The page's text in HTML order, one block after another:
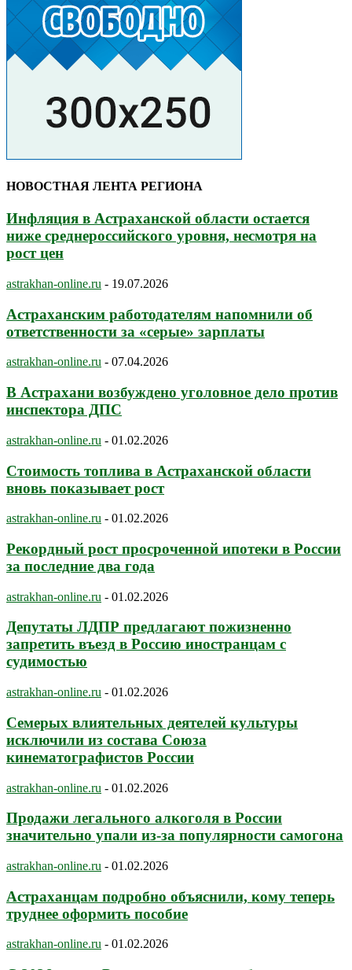
НОВОСТНАЯ ЛЕНТА РЕГИОНА
Инфляция в Астраханской области остается
ниже среднероссийского уровня, несмотря на
рост цен
astrakhan-online.ru - 19.07.2026
Астраханским работодателям напомнили об
ответственности за «серые» зарплаты
astrakhan-online.ru - 07.04.2026
В Астрахани возбуждено уголовное дело против
инспектора ДПС
astrakhan-online.ru - 01.02.2026
Стоимость топлива в Астраханской области
вновь показывает рост
astrakhan-online.ru - 01.02.2026
Рекордный рост просроченной ипотеки в России
за последние два года
astrakhan-online.ru - 01.02.2026
Депутаты ЛДПР предлагают пожизненно
запретить въезд в Россию иностранцам с
судимостью
astrakhan-online.ru - 01.02.2026
Семерых влиятельных деятелей культуры
исключили из состава Союза
кинематографистов России
astrakhan-online.ru - 01.02.2026
Продажи легального алкоголя в России
значительно упали из-за популярности самогона
astrakhan-online.ru - 01.02.2026
Астраханцам подробно объяснили, кому теперь
труднее оформить пособие
astrakhan-online.ru - 01.02.2026